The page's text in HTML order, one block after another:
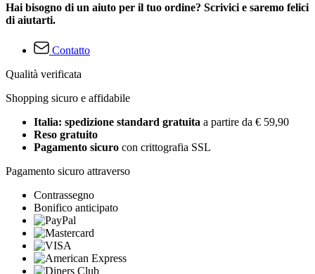
Hai bisogno di un aiuto per il tuo ordine? Scrivici e saremo felici
di aiutarti.
Contatto
Qualità verificata
Shopping sicuro e affidabile
Italia: spedizione standard gratuita a partire da € 59,90
Reso gratuito
Pagamento sicuro con crittografia SSL
Pagamento sicuro attraverso
Contrassegno
Bonifico anticipato